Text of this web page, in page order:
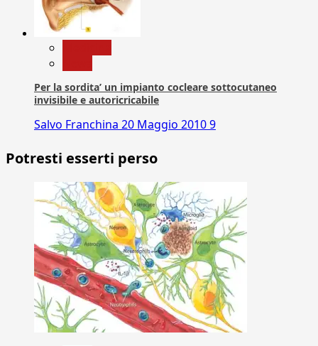
Per la sordita’ un impianto cocleare sottocutaneo
invisibile e autoricricabile
Salvo Franchina 20 Maggio 20109
Potresti esserti perso